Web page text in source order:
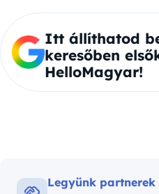
Itt állíthatod
keresőben
HelloMagyar!
Legyünk partnerek